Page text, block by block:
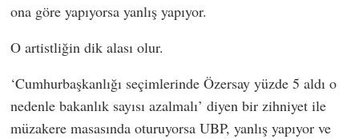
ona göre yapıyorsa yanlış yapıyor.
O artistliğin dik alası olur.
‘Cumhurbaşkanlığı seçimlerinde Özersay yüzde 5 aldı o
nedenle bakanlık sayısı azalmalı’ diyen bir zihniyet ile
müzakere masasında oturuyorsa UBP, yanlış yapıyor ve